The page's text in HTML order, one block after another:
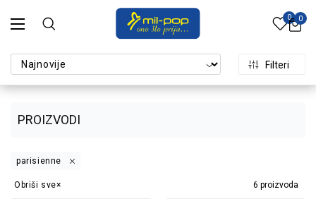
0 0
PROIZVODI
Filteri
parisienne
6 proizvoda
Obriši sve